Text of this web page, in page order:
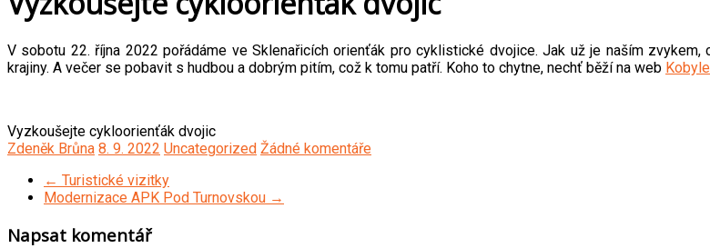
V sobotu 22. října 2022 pořádáme ve Sklenařicích orienťák pro cyklistické dvojice. Jak už je naším
krajiny. A večer se pobavit s hudbou a dobrým pitím, což k tomu patří. Koho to chytne, nechť běží na web
Vyzkoušejte cykloorienťák dvojic
Zdeněk Brůna 8. 9. 2022 Uncategorized Žádné komentáře
← Turistické vizitky
Modernizace APK Pod Turnovskou →
Napsat komentář